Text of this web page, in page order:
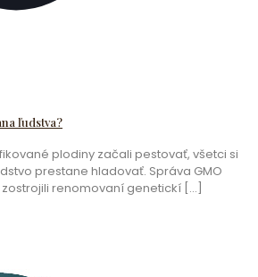
ľudstva?
plodiny začali pestovať, všetci si
prestane hladovať. Správa GMO
zostrojili renomovaní genetickí […]